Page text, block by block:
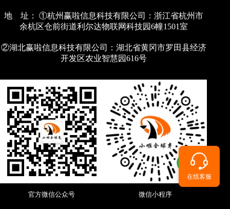
地 址： ①杭州赢啦信息科技有限公司：浙江省杭州市
余杭区仓前街道利尔达物联网科技园6幢1501室
②湖北赢啦信息科技有限公司：湖北省黄冈市罗田县经济
开发区农业智慧园616号
官方微信公众号 微信小程序
在线客服